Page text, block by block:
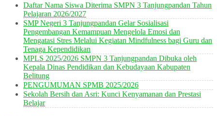
Daftar Nama Siswa Diterima SMPN 3 Tanjungpandan Tahun
Pelajaran 2026/2027
SMP Negeri 3 Tanjungpandan Gelar Sosialisasi
Pengembangan Kemampuan Mengelola Emosi dan
Mengatasi Stres Melalui Kegiatan Mindfulness bagi Guru dan
Tenaga Kependidikan
MPLS 2025/2026 SMPN 3 Tanjungpandan Dibuka oleh
Kepala Dinas Pendidikan dan Kebudayaan Kabupaten
Belitung
PENGUMUMAN SPMB 2025/2026
Sekolah Bersih dan Asri: Kunci Kenyamanan dan Prestasi
Belajar